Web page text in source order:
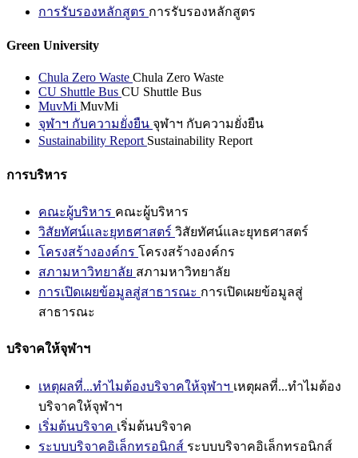
การรับรองหลักสูตร การรับรองหลักสูตร
Green University
Chula Zero Waste Chula Zero Waste
CU Shuttle Bus CU Shuttle Bus
MuvMi MuvMi
จุฬาฯ กับความยั่งยืน จุฬาฯ กับความยั่งยืน
Sustainability Report Sustainability Report
การบริหาร
คณะผู้บริหาร คณะผู้บริหาร
วิสัยทัศน์และยุทธศาสตร์ วิสัยทัศน์และยุทธศาสตร์
โครงสร้างองค์กร โครงสร้างองค์กร
สภามหาวิทยาลัย สภามหาวิทยาลัย
การเปิดเผยข้อมูลสู่สาธารณะ การเปิดเผยข้อมูลสู่
สาธารณะ
บริจาคให้จุฬาฯ
เหตุผลที่...ทำไมต้องบริจาคให้จุฬาฯ เหตุผลที่...ทำไมต้อง
บริจาคให้จุฬาฯ
เริ่มต้นบริจาค เริ่มต้นบริจาค
ระบบบริจาคอิเล็กทรอนิกส์ ระบบบริจาคอิเล็กทรอนิกส์